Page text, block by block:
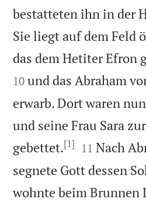
bestatteten ihn in der
Sie liegt auf dem Feld
das dem Hetiter Efron
10 und das Abraham
erwarb. Dort waren
und seine Frau Sara
gebettet.[1] 

11 Nach
segnete Gott dessen
wohnte beim Brunnen